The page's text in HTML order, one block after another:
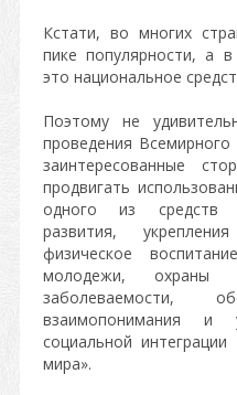
Кстати, во многих
пике популярности, а
это национальное
Поэтому не
проведения
заинтересованные
продвигать
одного из средств
развития,
физическое
молодежи, охраны
заболеваемости,
взаимопонимания и
социальной
мира».